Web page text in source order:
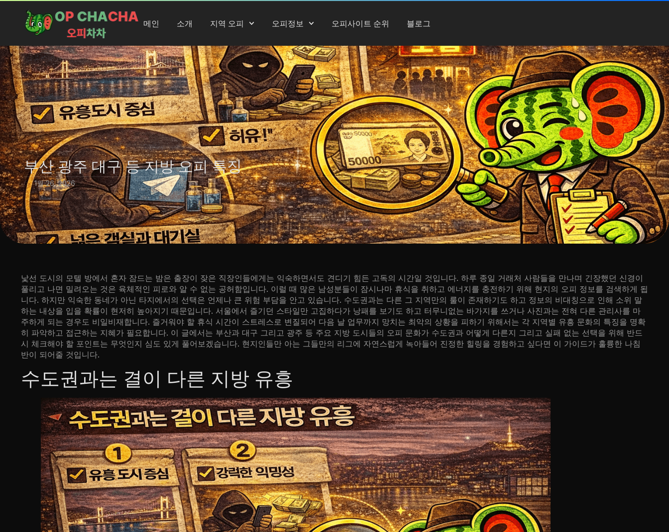
메인 소개 지역 오피 오피정보 오피사이트 순위 블로그
부산 광주 대구 등 지방 오피 특징
1월 26, 2026
낯선 도시의 모텔 방에서 혼자 잠드는 밤은 출장이 잦은 직장인들에게는 익숙하면서도 견디기 힘든 고독의 시간일 것입니다. 하루 종일 거래처 사람들을 만나며 긴장했던 신경이
풀리고 나면 밀려오는 것은 육체적인 피로와 알 수 없는 공허함입니다. 이럴 때 많은 남성분들이 잠시나마 휴식을 취하고 에너지를 충전하기 위해 현지의 오피 정보를 검색하게 됩
니다. 하지만 익숙한 동네가 아닌 타지에서의 선택은 언제나 큰 위험 부담을 안고 있습니다. 수도권과는 다른 그 지역만의 룰이 존재하기도 하고 정보의 비대칭으로 인해 소위 말
하는 내상을 입을 확률이 현저히 높아지기 때문입니다. 서울에서 즐기던 스타일만 고집하다가 낭패를 보기도 하고 터무니없는 바가지를 쓰거나 사진과는 전혀 다른 관리사를 마
주하게 되는 경우도 비일비재합니다. 즐거워야 할 휴식 시간이 스트레스로 변질되어 다음 날 업무까지 망치는 최악의 상황을 피하기 위해서는 각 지역별 유흥 문화의 특징을 명확
히 파악하고 접근하는 지혜가 필요합니다. 이 글에서는 부산과 대구 그리고 광주 등 주요 지방 도시들의 오피 문화가 수도권과 어떻게 다른지 그리고 실패 없는 선택을 위해 반드
시 체크해야 할 포인트는 무엇인지 심도 있게 풀어보겠습니다. 현지인들만 아는 그들만의 리그에 자연스럽게 녹아들어 진정한 힐링을 경험하고 싶다면 이 가이드가 훌륭한 나침
반이 되어줄 것입니다.
수도권과는 결이 다른 지방 유흥